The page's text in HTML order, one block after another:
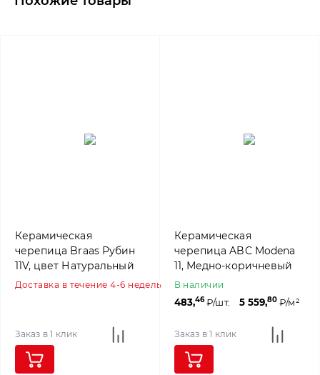
Керамическая
черепица Braas Рубин
11V, цвет Натуральный
красный
Доставка в течение 4-6 недель
Заказ в 1 клик
Керамическая
черепица ABC Modena
11, Медно-коричневый
В наличии
483,46₽/шт. 5 559,80₽/м²
Заказ в 1 клик